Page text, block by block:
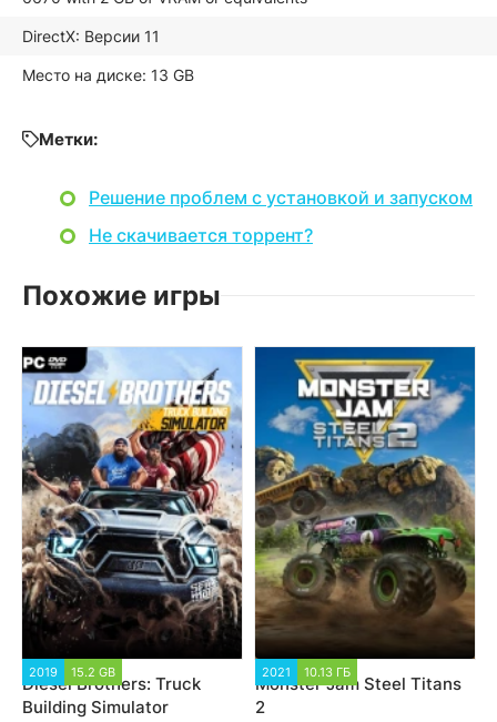
DirectX: Версии 11
Место на диске: 13 GB
Метки:
Решение проблем с установкой и запуском
Не скачивается торрент?
Похожие игры
2019 15.2 GB
Diesel Brothers: Truck
Building Simulator
2021 10.13 ГБ
Monster Jam Steel Titans
2